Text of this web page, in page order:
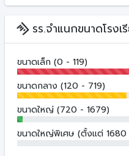
รร.จำแนกขนาดโรง
ขนาดเล็ก (0 - 119)
ขนาดกลาง (120 - 719)
ขนาดใหญ่ (720 - 1679)
ขนาดใหญ่พิเศษ (ตั้งแต่ 1680